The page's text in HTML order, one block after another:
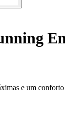
e um